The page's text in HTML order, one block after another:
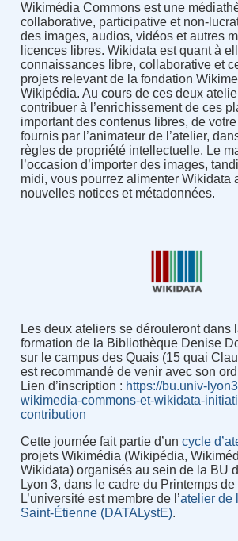
Wikimédia Commons est une
collaborative, participative et non-
des images, audios, vidéos et autres
licences libres. Wikidata est quant à
connaissances libre, collaborative et
projets relevant de la fondation
Wikipédia. Au cours de ces deux
contribuer à l’enrichissement de ces
important des contenus libres, de
fournis par l’animateur de l’atelier,
règles de propriété intellectuelle. Le
l’occasion d’importer des images,
midi, vous pourrez alimenter Wikidata
nouvelles notices et métadonnées.
Les deux ateliers se dérouleront dans
formation de la Bibliothèque Denise
sur le campus des Quais (15 quai
est recommandé de venir avec son
Lien d’inscription : https://bu.univ-
wikimedia-commons-et-wikidata-
contribution
Cette journée fait partie d’un cycle
projets Wikimédia (Wikipédia,
Wikidata) organisés au sein de la BU
Lyon 3, dans le cadre du Printemps
L’université est membre de l’atelier de
Saint-Étienne (DATALystE).